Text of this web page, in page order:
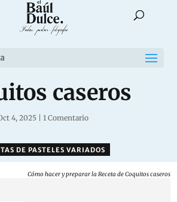
caseros
4, 2025 1 Comentario
DE PASTELES VARIADOS
Cómo hacer y preparar la Receta de Coquitos caseros